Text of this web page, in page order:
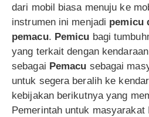
dari mobil biasa menuju ke
instrumen ini menjadi pemicu
pemacu. Pemicu bagi
yang terkait dengan
sebagai Pemacu sebagai
untuk segera beralih ke
kebijakan berikutnya yang
Pemerintah untuk masyarakat